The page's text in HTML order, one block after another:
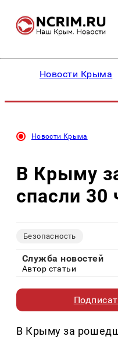
Новости Крыма
Новости Крыма
В Крыму
спасли 30
Безопасность
Служба новостей
Автор статьи
В Крыму за